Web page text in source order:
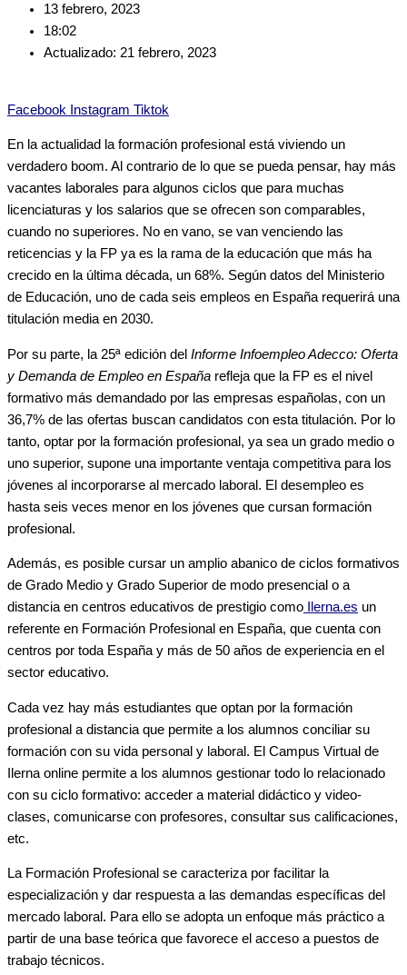
13 febrero, 2023
18:02
Actualizado: 21 febrero, 2023
Facebook Instagram Tiktok
En la actualidad la formación profesional está viviendo un
verdadero boom. Al contrario de lo que se pueda pensar, hay más
vacantes laborales para algunos ciclos que para muchas
licenciaturas y los salarios que se ofrecen son comparables,
cuando no superiores. No en vano, se van venciendo las
reticencias y la FP ya es la rama de la educación que más ha
crecido en la última década, un 68%. Según datos del Ministerio
de Educación, uno de cada seis empleos en España requerirá una
titulación media en 2030.
Por su parte, la 25ª edición del Informe Infoempleo Adecco: Oferta
y Demanda de Empleo en España refleja que la FP es el nivel
formativo más demandado por las empresas españolas, con un
36,7% de las ofertas buscan candidatos con esta titulación. Por lo
tanto, optar por la formación profesional, ya sea un grado medio o
uno superior, supone una importante ventaja competitiva para los
jóvenes al incorporarse al mercado laboral. El desempleo es
hasta seis veces menor en los jóvenes que cursan formación
profesional.
Además, es posible cursar un amplio abanico de ciclos formativos
de Grado Medio y Grado Superior de modo presencial o a
distancia en centros educativos de prestigio como Ilerna.es un
referente en Formación Profesional en España, que cuenta con
centros por toda España y más de 50 años de experiencia en el
sector educativo.
Cada vez hay más estudiantes que optan por la formación
profesional a distancia que permite a los alumnos conciliar su
formación con su vida personal y laboral. El Campus Virtual de
Ilerna online permite a los alumnos gestionar todo lo relacionado
con su ciclo formativo: acceder a material didáctico y video-
clases, comunicarse con profesores, consultar sus calificaciones,
etc.
La Formación Profesional se caracteriza por facilitar la
especialización y dar respuesta a las demandas específicas del
mercado laboral. Para ello se adopta un enfoque más práctico a
partir de una base teórica que favorece el acceso a puestos de
trabajo técnicos.